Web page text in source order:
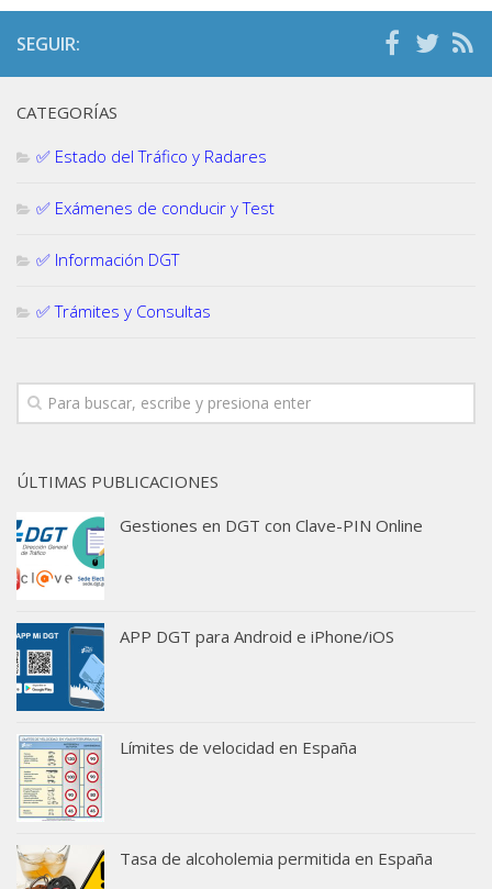
SEGUIR:
CATEGORÍAS
✅ Estado del Tráfico y Radares
✅ Exámenes de conducir y Test
✅ Información DGT
✅ Trámites y Consultas
ÚLTIMAS PUBLICACIONES
Gestiones en DGT con Clave-PIN Online
APP DGT para Android e iPhone/iOS
Límites de velocidad en España
Tasa de alcoholemia permitida en España